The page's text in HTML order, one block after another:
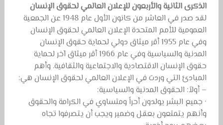
الذكرى الثانية والأربعون للإعلان العالمي لحقوق الإنسان
لقد صدر في العاشر من كانون الأول عام 1948 عن الجمعية
العمومية للأمم المتحدة الإعلان العالمي لحقوق الإنسان
وفي عام 1955 أقر ميثاق دولي لحماية حقوق الإنسان
المدنية والسياسية وفي عام 1966 أقر ميثاق آخر لحماية
حقوق الإنسان الاقتصادية والاجتماعية والثقافية. وأهم
المبادئ التي وردت في الإعلان العالمي لحقوق الإنسان هي:
– أولاً: الحقوق المدنية والسياسية:
· جميع البشر يولدون أحراً ومتساوي في الكرامة والحقوق
وأنهم يتمتعون بعقل وضمير ويجب أن يتصرفوا تجاه